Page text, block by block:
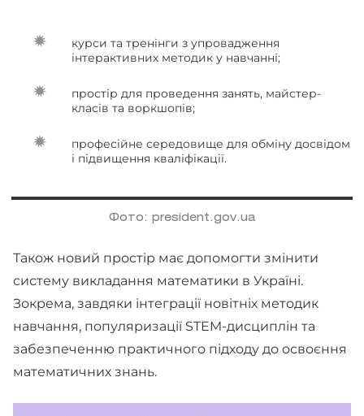
курси та тренінги з упровадження
інтерактивних методик у навчанні;
простір для проведення занять, майстер-
класів та воркшопів;
професійне середовище для обміну досвідом
і підвищення кваліфікації.
Фото: president.gov.ua
Також новий простір має допомогти змінити
систему викладання математики в Україні.
Зокрема, завдяки інтеграції новітніх методик
навчання, популяризації STEM-дисциплін та
забезпеченню практичного підходу до освоєння
математичних знань.